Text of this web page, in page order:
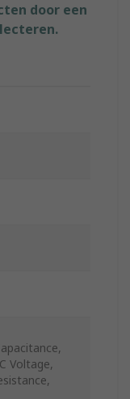
door een
Voltage,